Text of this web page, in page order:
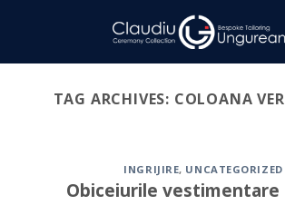
TAG ARCHIVES: COLOANA
INGRIJIRE, UNCATEGORIZED
Obiceiurile vestimentare